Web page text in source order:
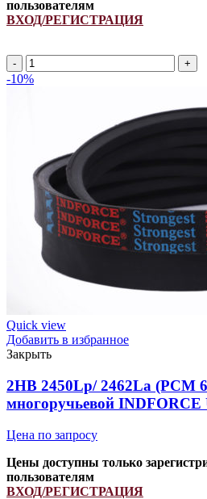
пользователям
ВХОД/РЕГИСТРАЦИЯ
2HB
2670Lp/
многоручьевой
INDFORCE
Strongest
quantity
-10%
Quick view
Добавить в избранное
Закрыть
2HB 2450Lp/ 2462La (PCM
многоручьевой
Цена по запросу
Цены доступны только
пользователям
ВХОД/РЕГИСТРАЦИЯ